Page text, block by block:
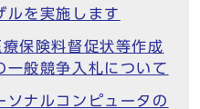
ルを実施します
保険料督促状等作成
一般競争入札について
ソナルコンピュータの